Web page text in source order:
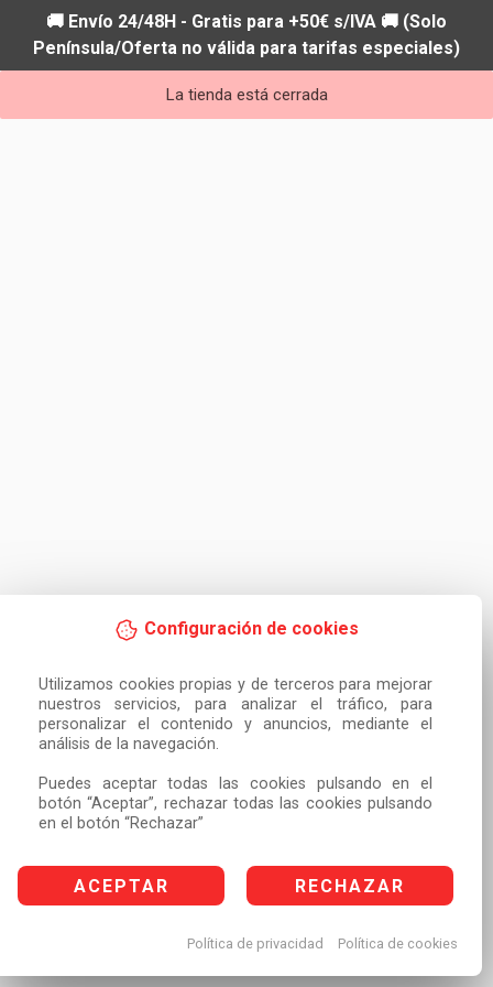
Configuración de cookies
Utilizamos cookies propias y de terceros para mejorar
nuestros servicios, para analizar el tráfico, para
personalizar el contenido y anuncios, mediante el
análisis de la navegación.
Puedes aceptar todas las cookies pulsando en el
botón “Aceptar”, rechazar todas las cookies pulsando
en el botón “Rechazar”
ACEPTAR RECHAZAR
Política de privacidad Política de cookies
🚚 Envío 24/48H - Gratis para +50€ s/IVA 🚚 (Solo
Península/Oferta no válida para tarifas especiales)
La tienda está cerrada